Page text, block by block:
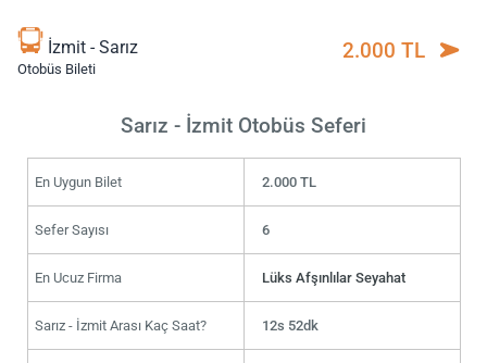
İzmit - Sarız
Otobüs Bileti
2.000 TL
Sarız - İzmit Otobüs Seferi
En Uygun Bilet 2.000 TL
Sefer Sayısı 6
En Ucuz Firma Lüks Afşınlılar Seyahat
Sarız - İzmit Arası Kaç Saat? 12s 52dk